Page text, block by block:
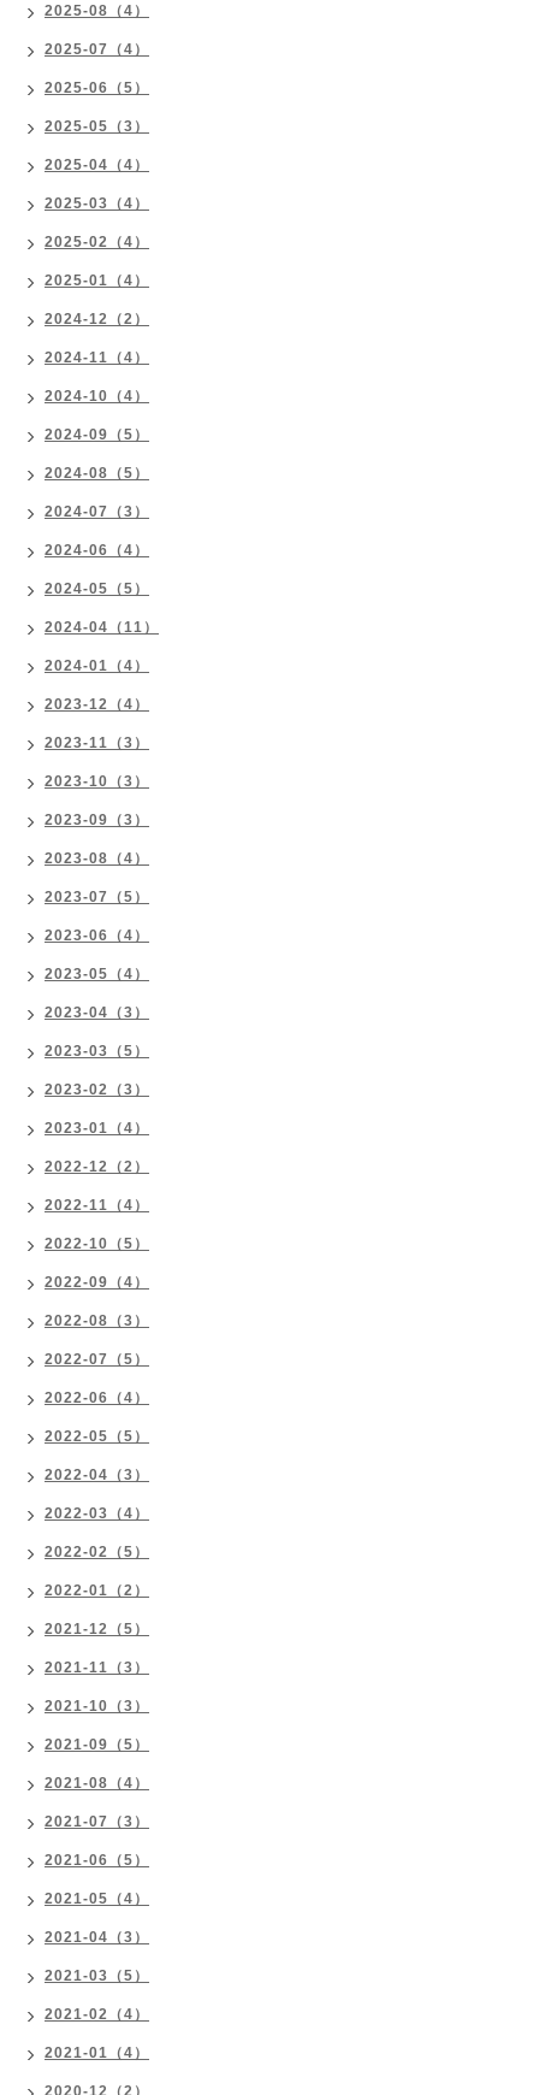
2025-08（4）
2025-07（4）
2025-06（5）
2025-05（3）
2025-04（4）
2025-03（4）
2025-02（4）
2025-01（4）
2024-12（2）
2024-11（4）
2024-10（4）
2024-09（5）
2024-08（5）
2024-07（3）
2024-06（4）
2024-05（5）
2024-04（11）
2024-01（4）
2023-12（4）
2023-11（3）
2023-10（3）
2023-09（3）
2023-08（4）
2023-07（5）
2023-06（4）
2023-05（4）
2023-04（3）
2023-03（5）
2023-02（3）
2023-01（4）
2022-12（2）
2022-11（4）
2022-10（5）
2022-09（4）
2022-08（3）
2022-07（5）
2022-06（4）
2022-05（5）
2022-04（3）
2022-03（4）
2022-02（5）
2022-01（2）
2021-12（5）
2021-11（3）
2021-10（3）
2021-09（5）
2021-08（4）
2021-07（3）
2021-06（5）
2021-05（4）
2021-04（3）
2021-03（5）
2021-02（4）
2021-01（4）
2020-12（2）